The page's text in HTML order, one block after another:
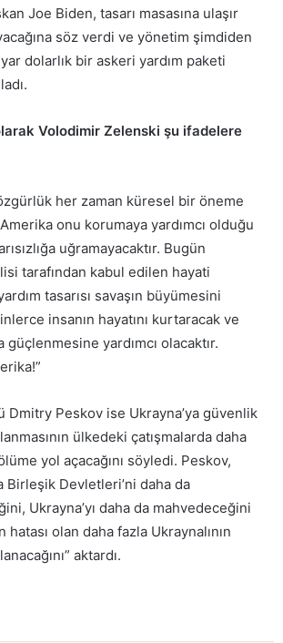
Joe Biden, tasarı masasına ulaşır
söz verdi ve yönetim şimdiden
dolarlık bir askeri yardım paketi
Volodimir Zelenski şu ifadelere
her zaman küresel bir öneme
onu korumaya yardımcı olduğu
uğramayacaktır. Bugün
tarafından kabul edilen hayati
tasarısı savaşın büyümesini
insanın hayatını kurtaracak ve
yardımcı olacaktır.
Dmitry Peskov ise Ukrayna’ya güvenlik
ülkedeki çatışmalarda daha
yol açacağını söyledi. Peskov,
Birleşik Devletleri’ni daha da
Ukrayna’yı daha da mahvedeceğini
olan daha fazla Ukraynalının
aktardı.